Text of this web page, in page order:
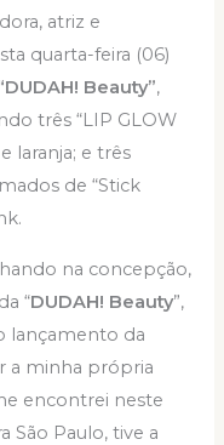
atriz e
quarta-feira (06)
Beauty”,
três “LIP GLOW
laranja; e três
de “Stick
na concepção,
“DUDAH! Beauty”,
lançamento da
a minha própria
encontrei neste
São Paulo, tive a